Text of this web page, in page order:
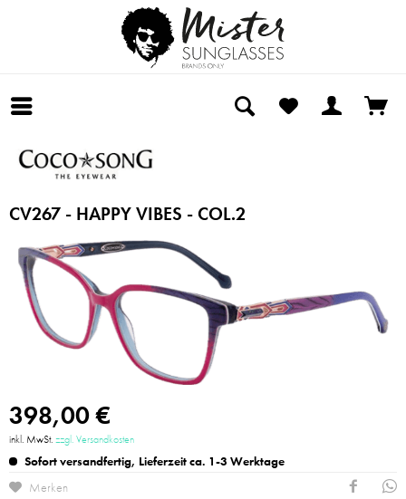
CV267 - HAPPY VIBES - COL.2
398,00 €
inkl. MwSt.zzgl. Versandkosten
Sofort versandfertig, Lieferzeit ca. 1-3 Werktage
Merken